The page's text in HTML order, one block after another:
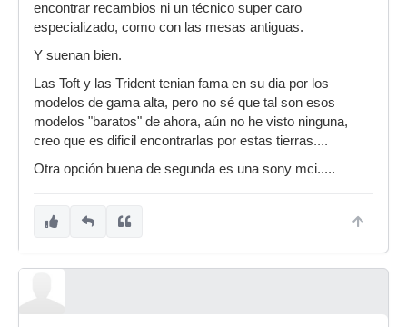
encontrar recambios ni un técnico super caro
especializado, como con las mesas antiguas.
Y suenan bien.
Las Toft y las Trident tenian fama en su dia por los
modelos de gama alta, pero no sé que tal son esos
modelos "baratos" de ahora, aún no he visto ninguna,
creo que es dificil encontrarlas por estas tierras....
Otra opción buena de segunda es una sony mci.....